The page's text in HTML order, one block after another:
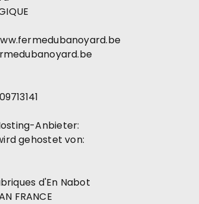
Anbieter:
gehostet von:
d'En Nabot
FRANCE